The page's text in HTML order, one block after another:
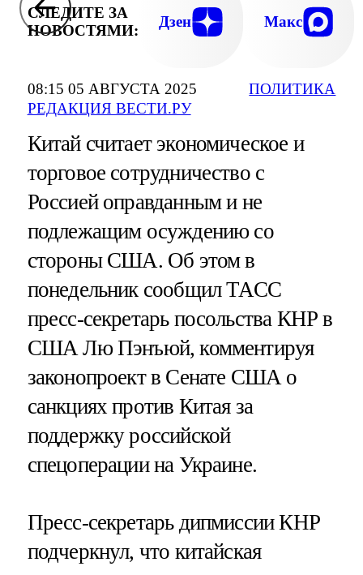
08:15 05 АВГУСТА 2025
РЕДАКЦИЯ ВЕСТИ.РУ
ПОЛИТИКА
СЛЕДИТЕ ЗА
НОВОСТЯМИ:
Дзен Макс
Китай считает экономическое и
торговое сотрудничество с
Россией оправданным и не
подлежащим осуждению со
стороны США. Об этом в
понедельник сообщил ТАСС
пресс-секретарь посольства КНР в
США Лю Пэнъюй, комментируя
законопроект в Сенате США о
санкциях против Китая за
поддержку российской
спецоперации на Украине.
Пресс-секретарь дипмиссии КНР
подчеркнул, что китайская